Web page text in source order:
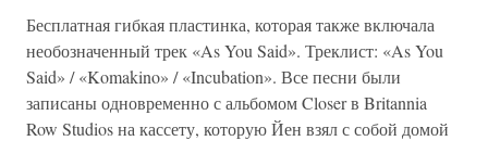
Бесплатная гибкая пластинка, которая также включала
необозначенный трек «As You Said». Треклист: «As You
Said» / «Komakino» / «Incubation». Все песни были
записаны одновременно с альбомом Closer в Britannia
Row Studios на кассету, которую Йен взял с собой домой